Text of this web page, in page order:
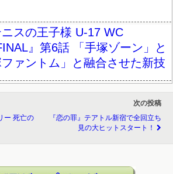
ニスの王子様 U-17 WC
』第6話 「手塚ゾーン」と
ファントム」と融合させた新技
ー 死亡の
次の投稿
『恋の罪』テアトル新宿で全回立ち
見の大ヒットスタート！